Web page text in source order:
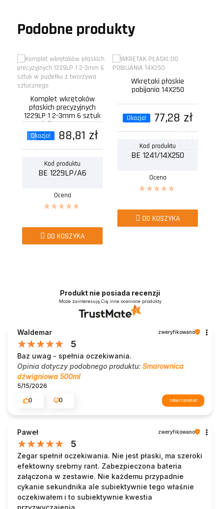
Podobne produkty
Komplet wkrętaków
płaskich precyzyjnych
1229LP 1 2-3mm 6 sztuk
w pudełku z tworzywa...
Okazja! 88,81 zł
Kod produktu
BE 1229LP/A6
Ocena
DO KOSZYKA
Wkrętaki płaskie
pobijania 14X250
Okazja! 77,28 zł
Kod produktu
BE 1241/14X250
Ocena
DO KOSZYKA
Produkt nie posiada recenzji
Może zainteresują Cię inne ocenione produkty
Waldemar zweryfikowano
5
Baz uwag - spełnia oczekiwania.
Opinia dotyczy podobnego produktu: Smarownica
dźwigniowa 500ml
5/15/2026
0
0 zobacz produkt
Paweł zweryfikowano
5
Zegar spełnił oczekiwania. Nie jest płaski, ma szeroki
efektowny srebrny rant. Zabezpieczona bateria
załączona w zestawie. Nie każdemu przypadnie
cykanie sekundnika ale subiektywnie tego właśnie
oczekiwałem i to subiektywnie kwestia
przyzwyczajenia.